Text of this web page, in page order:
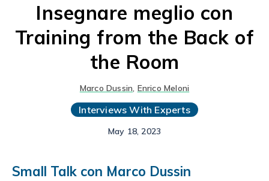
Insegnare meglio con
Training from the Back of
the Room
Marco Dussin, Enrico Meloni
Interviews With Experts
May 18, 2023
Small Talk con Marco Dussin